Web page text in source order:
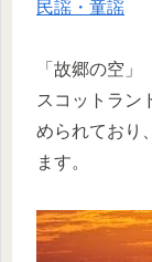
民謡・童謡
「故郷の空
スコットラン
められており
ます。